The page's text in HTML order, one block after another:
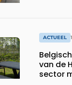
ACTUEEL
van de
sector